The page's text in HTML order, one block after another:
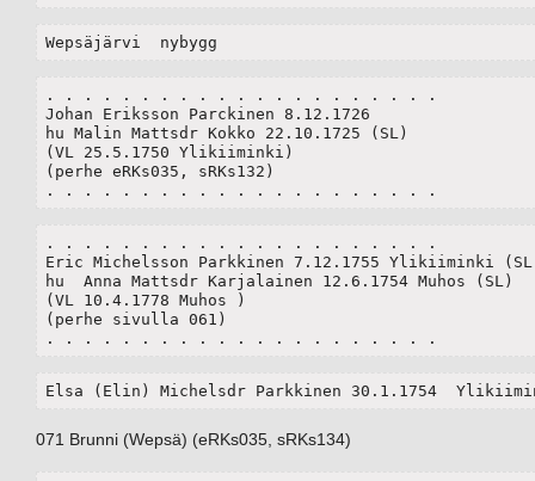
Wepsäjärvi  nybygg
. . . . . . . . . . . . . . . . . . . . .
Johan Eriksson Parckinen 8.12.1726
hu Malin Mattsdr Kokko 22.10.1725 (SL)
(VL 25.5.1750 Ylikiiminki)
(perhe eRKs035, sRKs132)
. . . . . . . . . . . . . . . . . . . . .
. . . . . . . . . . . . . . . . . . . . .
Eric Michelsson Parkkinen 7.12.1755 Ylikiiminki
hu  Anna Mattsdr Karjalainen 12.6.1754 Muhos (SL)
(VL 10.4.1778 Muhos )
(perhe sivulla 061)
. . . . . . . . . . . . . . . . . . . . .
Elsa (Elin) Michelsdr Parkkinen 30.1.1754
071 Brunni (Wepsä) (eRKs035, sRKs134)